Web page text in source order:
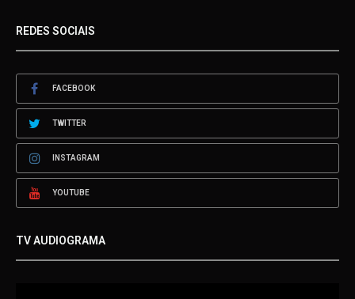
REDES SOCIAIS
FACEBOOK
TWITTER
INSTAGRAM
YOUTUBE
TV AUDIOGRAMA